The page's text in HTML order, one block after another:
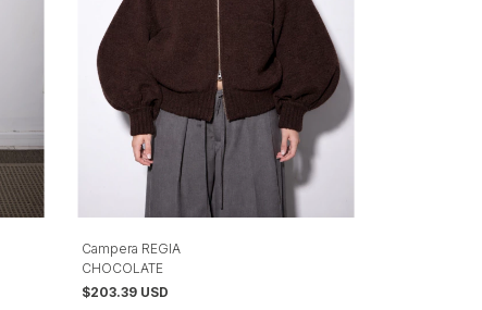
Campera REGIA
CHOCOLATE
$203.39 USD